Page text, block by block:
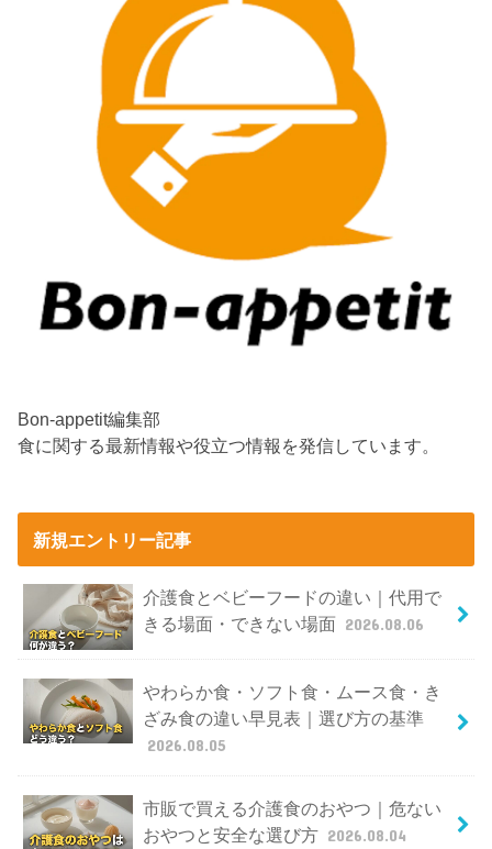
Bon-appetit編集部
食に関する最新情報や役立つ情報を発信しています。
新規エントリー記事
介護食とベビーフードの違い｜代用で
きる場面・できない場面 2026.08.06
やわらか食・ソフト食・ムース食・き
ざみ食の違い早見表｜選び方の基準
2026.08.05
市販で買える介護食のおやつ｜危ない
おやつと安全な選び方 2026.08.04